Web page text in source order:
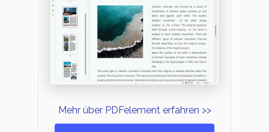
Mehr über PDFelement erfahren >>